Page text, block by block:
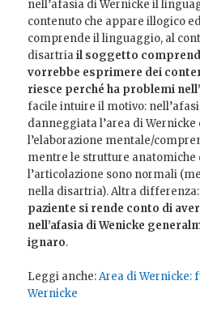
nell’afasia di Wernicke il
contenuto che appare illogico
comprende il linguaggio, al
disartriail soggetto
vorrebbe esprimere dei
riesce perché ha problemi
facile intuire il motivo:
danneggiata l’area di
l’elaborazione mentale/
mentre le strutture anatomiche
l’articolazione sono normali
nella disartria). Altra differenza:
paziente si rende conto di
nell’afasia di Wenicke
ignaro.
Leggi anche:Area di Wernicke:
Wernicke